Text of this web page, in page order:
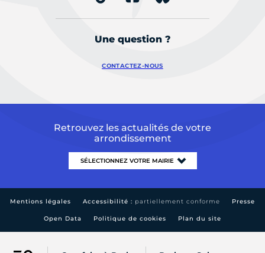
Une question ?
CONTACTEZ-NOUS
Retrouvez les actualités de votre
arrondissement
Mentions légales Accessibilité : partiellement conforme Presse
Open Data Politique de cookies Plan du site